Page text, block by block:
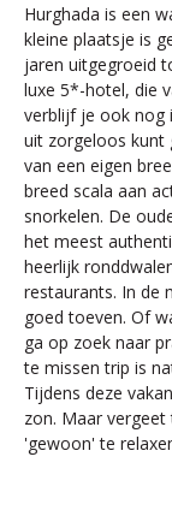
Hurghada is een
kleine plaatsje is
jaren uitgegroeid
luxe 5*-hotel, die
verblijf je ook nog
uit zorgeloos kunt
van een eigen
breed scala aan
snorkelen. De
het meest
heerlijk
restaurants. In de
goed toeven. Of
ga op zoek naar
te missen trip is
Tijdens deze
zon. Maar
'gewoon' te